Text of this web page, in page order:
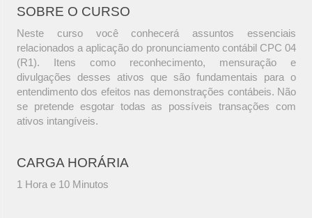
SOBRE O CURSO
Neste curso você conhecerá assuntos essenciais
relacionados a aplicação do pronunciamento contábil CPC 04
(R1). Itens como reconhecimento, mensuração e
divulgações desses ativos que são fundamentais para o
entendimento dos efeitos nas demonstrações contábeis. Não
se pretende esgotar todas as possíveis transações com
ativos intangíveis.
CARGA HORÁRIA
1 Hora e 10 Minutos